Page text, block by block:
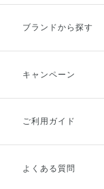
ブランドから探す
キャンペーン
ご利用ガイド
ご利用ガイドトップ
よくある質問